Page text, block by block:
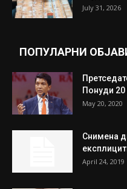
July 31, 2026
ПОПУЛАРНИ
Понуди
May 20, 2020
Снимена
April 24, 2019